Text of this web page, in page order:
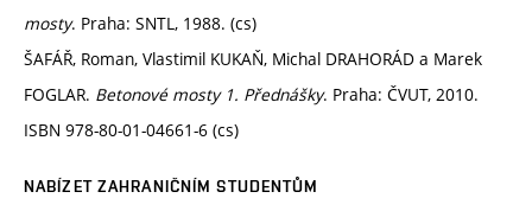
mosty. Praha: SNTL, 1988. (cs)
ŠAFÁŘ, Roman, Vlastimil KUKAŇ, Michal DRAHORÁD a Marek
FOGLAR. Betonové mosty 1. Přednášky. Praha: ČVUT, 2010.
ISBN 978-80-01-04661-6 (cs)
NABÍZET ZAHRANIČNÍM STUDENTŮM